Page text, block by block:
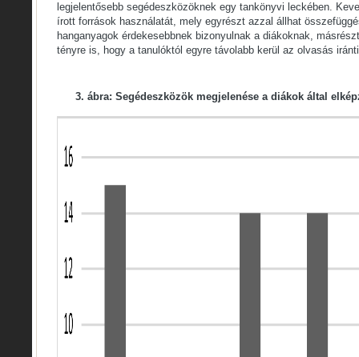
legjelentősebb segédeszközöknek egy tankönyvi leckében.
írott források használatát, mely egyrészt azzal állhat
hanganyagok érdekesebbnek bizonyulnak a diákoknak,
tényre is, hogy a tanulóktól egyre távolabb kerül az olvasás
3. ábra: Segédeszközök megjelenése a diákok által